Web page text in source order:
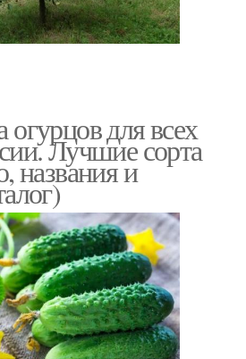
для всех
Лучшие сорта
названия и